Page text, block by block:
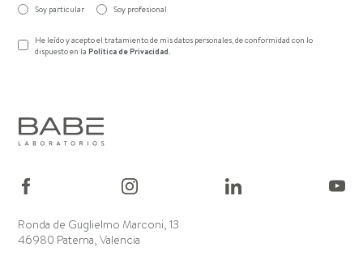
Soy particular Soy profesional
He leído y acepto el tratamiento de mis datos personales, de conformidad con lo
dispuesto en laPolítica de Privacidad.
Ronda de Guglielmo Marconi, 13
46980 Paterna, Valencia